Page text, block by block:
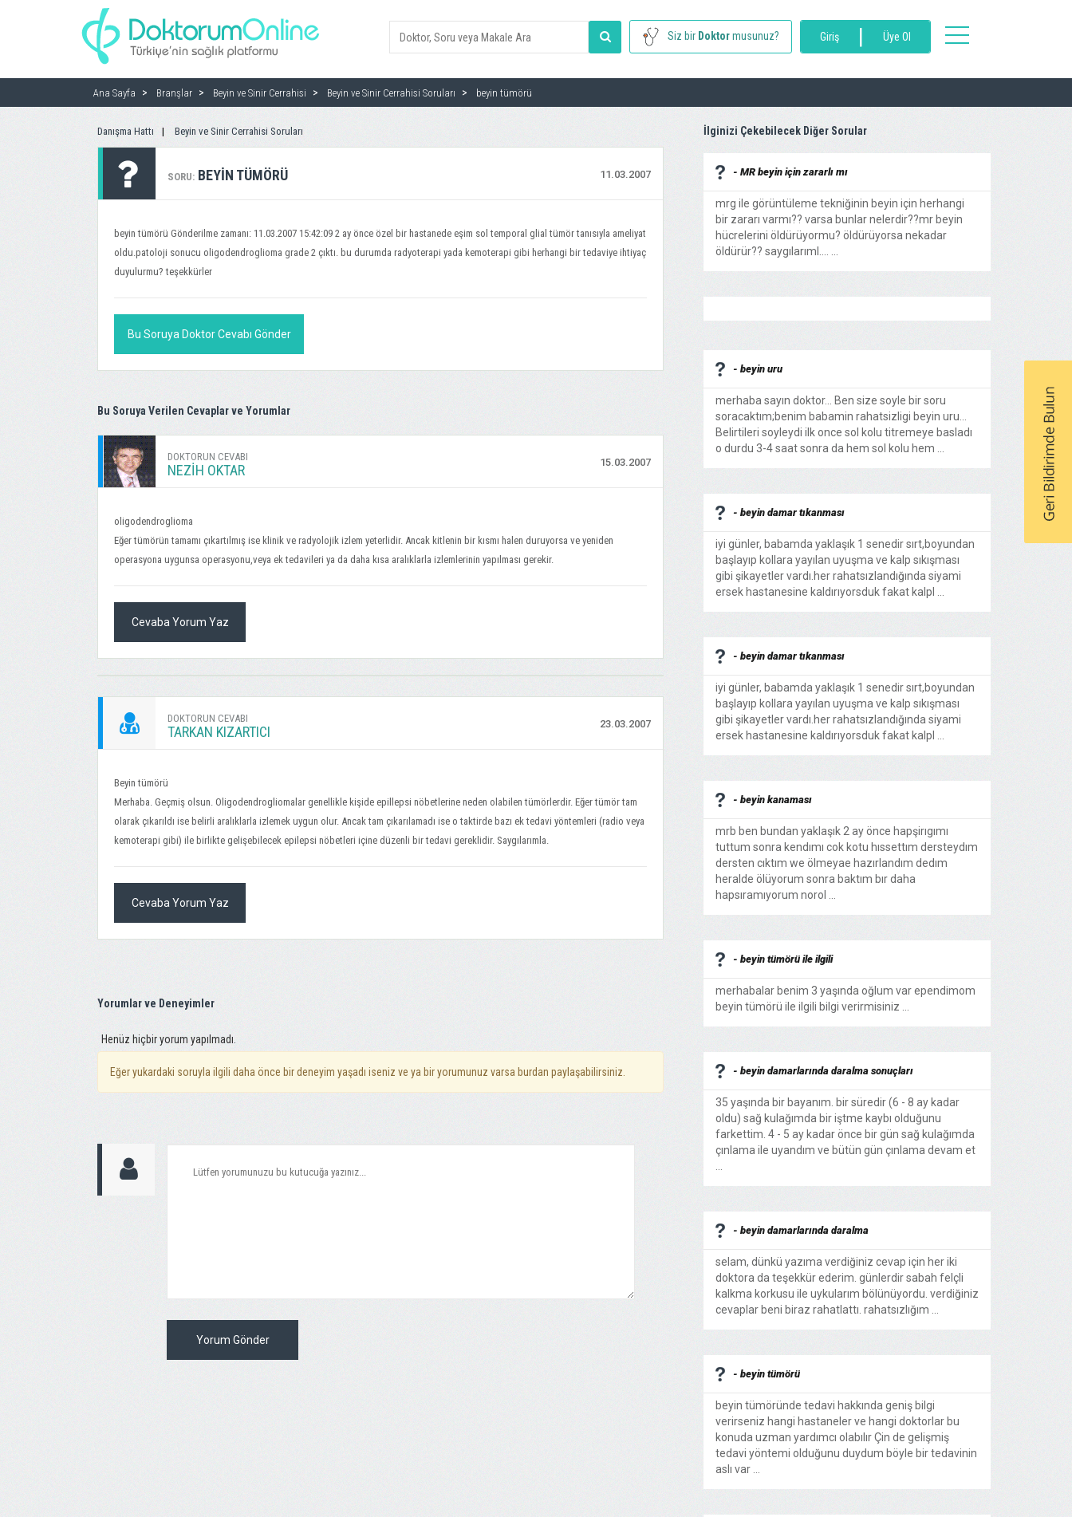
Siz bir Doktormusunuz? Giriş | Üye Ol
toggle
Ana Sayfa Branşlar Beyin ve Sinir Cerrahisi Beyin ve Sinir Cerrahisi Soruları beyin tümörü
Danışma Hattı Beyin ve Sinir Cerrahisi Soruları
SORU: 11.03.2007
BEYIN TÜMÖRÜ
beyin tümörü Gönderilme zamanı: 11.03.2007 15:42:09 2 ay önce özel bir hastanede eşim sol temporal glial tümör tanısıyla ameliyat
oldu.patoloji sonucu oligodendroglioma grade 2 çıktı. bu durumda radyoterapi yada kemoterapi gibi herhangi bir tedaviye ihtiyaç
duyulurmu? teşekkürler
Bu Soruya Doktor Cevabı Gönder
Bu Soruya Verilen Cevaplar ve Yorumlar
DOKTORUN CEVABI
NEZIH OKTAR 15.03.2007
oligodendroglioma
Eğer tümörün tamamı çıkartılmış ise klinik ve radyolojik izlem yeterlidir. Ancak kitlenin bir kısmı halen duruyorsa ve yeniden
operasyona uygunsa operasyonu,veya ek tedavileri ya da daha kısa aralıklarla izlemlerinin yapılması gerekir.
Cevaba Yorum Yaz
DOKTORUN CEVABI
TARKAN KIZARTICI 23.03.2007
Beyin tümörü
Merhaba. Geçmiş olsun. Oligodendrogliomalar genellikle kişide epillepsi nöbetlerine neden olabilen tümörlerdir. Eğer tümör tam
olarak çıkarıldı ise belirli aralıklarla izlemek uygun olur. Ancak tam çıkarılamadı ise o taktirde bazı ek tedavi yöntemleri (radio veya
kemoterapi gibi) ile birlikte gelişebilecek epilepsi nöbetleri içine düzenli bir tedavi gereklidir. Saygılarımla.
Cevaba Yorum Yaz
Yorumlar ve Deneyimler
Henüz hiçbir yorum yapılmadı.
Eğer yukardaki soruyla ilgili daha önce bir deneyim yaşadı iseniz ve ya bir yorumunuz varsa burdan paylaşabilirsiniz.
Yorum Gönder
İlginizi Çekebilecek Diğer Sorular
- MR beyin için zararlı mı
mrg ile görüntüleme tekniğinin beyin için herhangi
bir zararı varmı?? varsa bunlar nelerdir??mr beyin
hücrelerini öldürüyormu? öldürüyorsa nekadar
öldürür?? saygılarıml.... ...
- beyin uru
merhaba sayın doktor... Ben size soyle bir soru
soracaktım;benim babamin rahatsizligi beyin uru...
Belirtileri soyleydi ilk once sol kolu titremeye basladı
o durdu 3-4 saat sonra da hem sol kolu hem ...
- beyin damar tıkanması
iyi günler, babamda yaklaşık 1 senedir sırt,boyundan
başlayıp kollara yayılan uyuşma ve kalp sıkışması
gibi şikayetler vardı.her rahatsızlandığında siyami
ersek hastanesine kaldırıyorsduk fakat kalpl ...
- beyin damar tıkanması
iyi günler, babamda yaklaşık 1 senedir sırt,boyundan
başlayıp kollara yayılan uyuşma ve kalp sıkışması
gibi şikayetler vardı.her rahatsızlandığında siyami
ersek hastanesine kaldırıyorsduk fakat kalpl ...
- beyin kanaması
mrb ben bundan yaklaşık 2 ay önce hapşirıgımı
tuttum sonra kendımı cok kotu hıssettım dersteydım
dersten cıktım we ölmeyae hazırlandım dedım
heralde ölüyorum sonra baktım bır daha
hapsıramıyorum norol ...
- beyin tümörü ile ilgili
merhabalar benim 3 yaşında oğlum var ependimom
beyin tümörü ile ilgili bilgi verirmisiniz ...
- beyin damarlarında daralma sonuçları
35 yaşında bir bayanım. bir süredir (6 - 8 ay kadar
oldu) sağ kulağımda bir iştme kaybı olduğunu
farkettim. 4 - 5 ay kadar önce bir gün sağ kulağımda
çınlama ile uyandım ve bütün gün çınlama devam et
- beyin damarlarında daralma
selam, dünkü yazıma verdiğiniz cevap için her iki
doktora da teşekkür ederim. günlerdir sabah felçli
kalkma korkusu ile uykularım bölünüyordu. verdiğiniz
cevaplar beni biraz rahatlattı. rahatsızlığım ...
- beyin tümörü
beyin tümöründe tedavi hakkında geniş bilgi
verirseniz hangi hastaneler ve hangi doktorlar bu
konuda uzman yardımcı olabılır Çin de gelişmiş
tedavi yöntemi olduğunu duydum böyle bir tedavinin
aslı var ...